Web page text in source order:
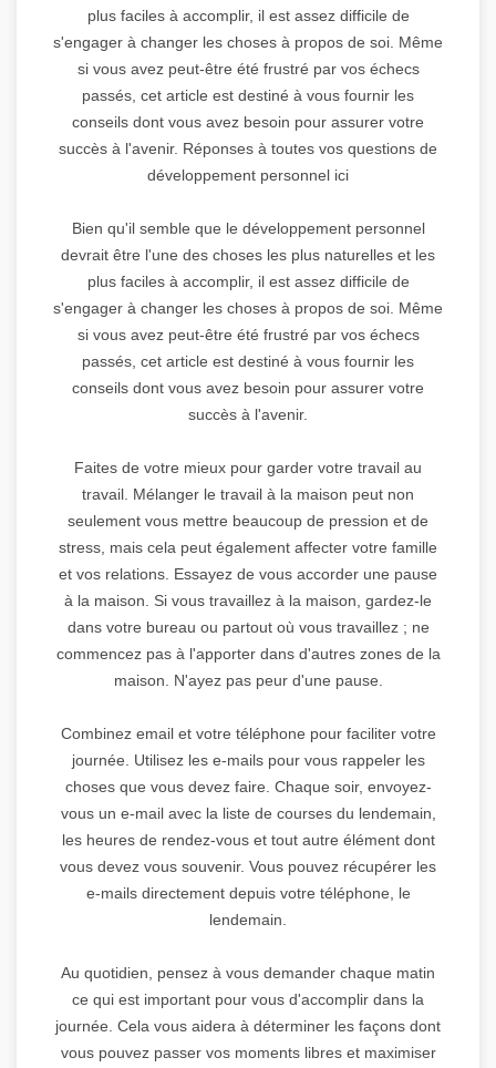
plus faciles à accomplir, il est assez difficile de
s'engager à changer les choses à propos de soi. Même
si vous avez peut-être été frustré par vos échecs
passés, cet article est destiné à vous fournir les
conseils dont vous avez besoin pour assurer votre
succès à l'avenir. Réponses à toutes vos questions de
développement personnel ici
Bien qu'il semble que le développement personnel
devrait être l'une des choses les plus naturelles et les
plus faciles à accomplir, il est assez difficile de
s'engager à changer les choses à propos de soi. Même
si vous avez peut-être été frustré par vos échecs
passés, cet article est destiné à vous fournir les
conseils dont vous avez besoin pour assurer votre
succès à l'avenir.
Faites de votre mieux pour garder votre travail au
travail. Mélanger le travail à la maison peut non
seulement vous mettre beaucoup de pression et de
stress, mais cela peut également affecter votre famille
et vos relations. Essayez de vous accorder une pause
à la maison. Si vous travaillez à la maison, gardez-le
dans votre bureau ou partout où vous travaillez ; ne
commencez pas à l'apporter dans d'autres zones de la
maison. N'ayez pas peur d'une pause.
Combinez email et votre téléphone pour faciliter votre
journée. Utilisez les e-mails pour vous rappeler les
choses que vous devez faire. Chaque soir, envoyez-
vous un e-mail avec la liste de courses du lendemain,
les heures de rendez-vous et tout autre élément dont
vous devez vous souvenir. Vous pouvez récupérer les
e-mails directement depuis votre téléphone, le
lendemain.
Au quotidien, pensez à vous demander chaque matin
ce qui est important pour vous d'accomplir dans la
journée. Cela vous aidera à déterminer les façons dont
vous pouvez passer vos moments libres et maximiser